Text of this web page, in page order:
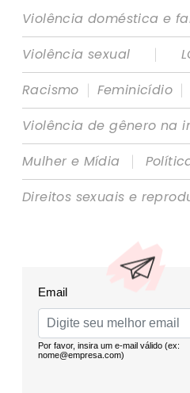
Violência doméstica e
Violência sexual
|
Racismo | Feminicídio |
Violência de gênero na
Mulher e Mídia
|
Direitos sexuais e